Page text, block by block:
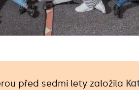
před sedmi lety založila